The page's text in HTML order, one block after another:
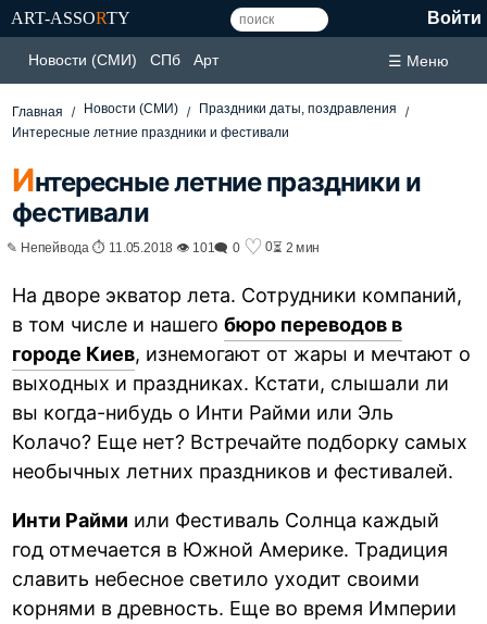
ART-ASSORTY Войти
Новости (СМИ) СПб Арт ☰ Меню
Главная Новости (СМИ)
Праздники даты, поздравления
Интересные летние праздники и фестивали
Интересные летние праздники и
фестивали
✎ Непейвода ⏱ 11.05.2018 👁 101🗨 0 ♡ 0⏳ 2 мин
На дворе экватор лета. Сотрудники компаний,
в том числе и нашегобюро переводов в
городе Киев, изнемогают от жары и мечтают о
выходных и праздниках. Кстати, слышали ли
вы когда-нибудь о Инти Райми или Эль
Колачо? Еще нет? Встречайте подборку самых
необычных летних праздников и фестивалей.
Инти Райми или Фестиваль Солнца каждый
год отмечается в Южной Америке. Традиция
славить небесное светило уходит своими
корнями в древность. Еще во время Империи